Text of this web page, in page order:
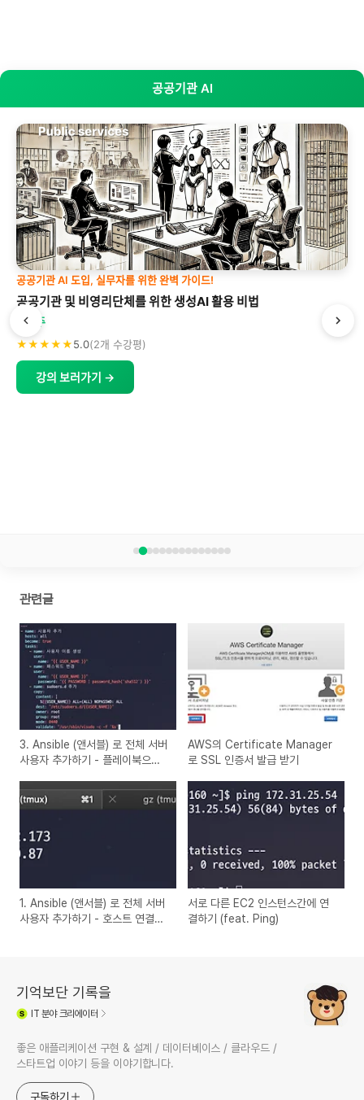
공공기관 AI
공공기관 AI 도입, 실무자를 위한 완벽 가이드!
공공기관 및 비영리단체를 위한 생성AI 활용 비법
박형주
★★★★★5.0(2개 수강평)
강의 보러가기 →
관련글
3. Ansible (앤서블) 로 전체 서버
사용자 추가하기 - 플레이북으로
AWS의 Certificate Manager
로 SSL 인증서 발급 받기
1. Ansible (앤서블) 로 전체 서버
사용자 추가하기 - 호스트 연결하
서로 다른 EC2 인스턴스간에 연
결하기 (feat. Ping)
기억보단 기록을
IT 분야 크리에이터
좋은 애플리케이션 구현 & 설계 / 데이터베이스 / 클라우드 /
스타트업 이야기 등을 이야기합니다.
구독하기